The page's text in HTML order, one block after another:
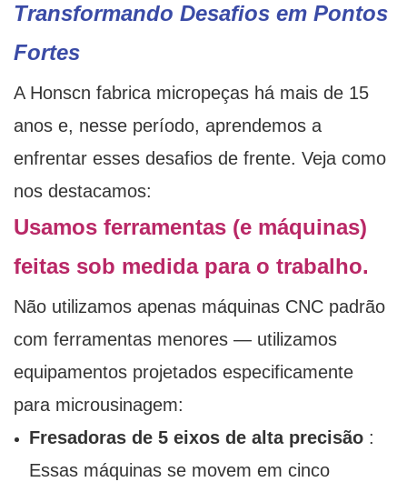
Transformando Desafios em Pontos
Fortes
A Honscn fabrica micropeças há mais de 15
anos e, nesse período, aprendemos a
enfrentar esses desafios de frente. Veja como
nos destacamos:
Usamos ferramentas (e máquinas)
feitas sob medida para o trabalho.
Não utilizamos apenas máquinas CNC padrão
com ferramentas menores — utilizamos
equipamentos projetados especificamente
para microusinagem:
Fresadoras de 5 eixos de alta precisão:
Essas máquinas se movem em cinco